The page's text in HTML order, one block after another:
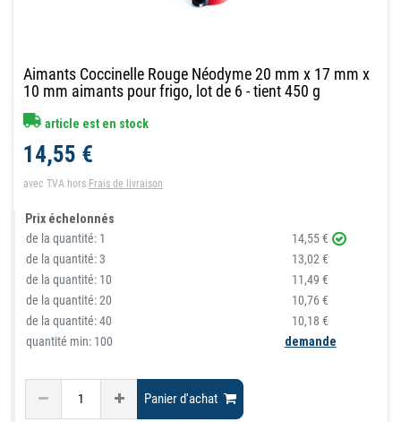
Aimants Coccinelle Rouge Néodyme 20 mm x 17 mm x
10 mm aimants pour frigo, lot de 6 - tient 450 g
article est en stock
14,55 €
avec TVA hors Frais de livraison
Prix échelonnés
de la quantité: 1
14,55 €
de la quantité:3
13,02 €
de la quantité: 10
11,49 €
de la quantité:20
10,76 €
de la quantité:40
10,18 €
quantité min: 100
demande
Panier d'achat